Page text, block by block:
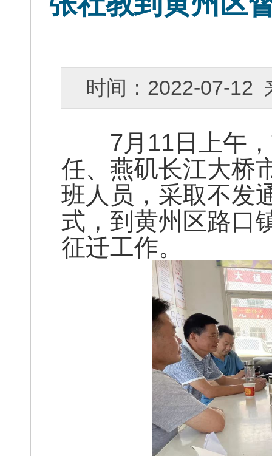
时间：2022-07-
7月11日上午，
任、燕矶长江大桥
班人员，采取不发
式，到黄州区路口
征迁工作。